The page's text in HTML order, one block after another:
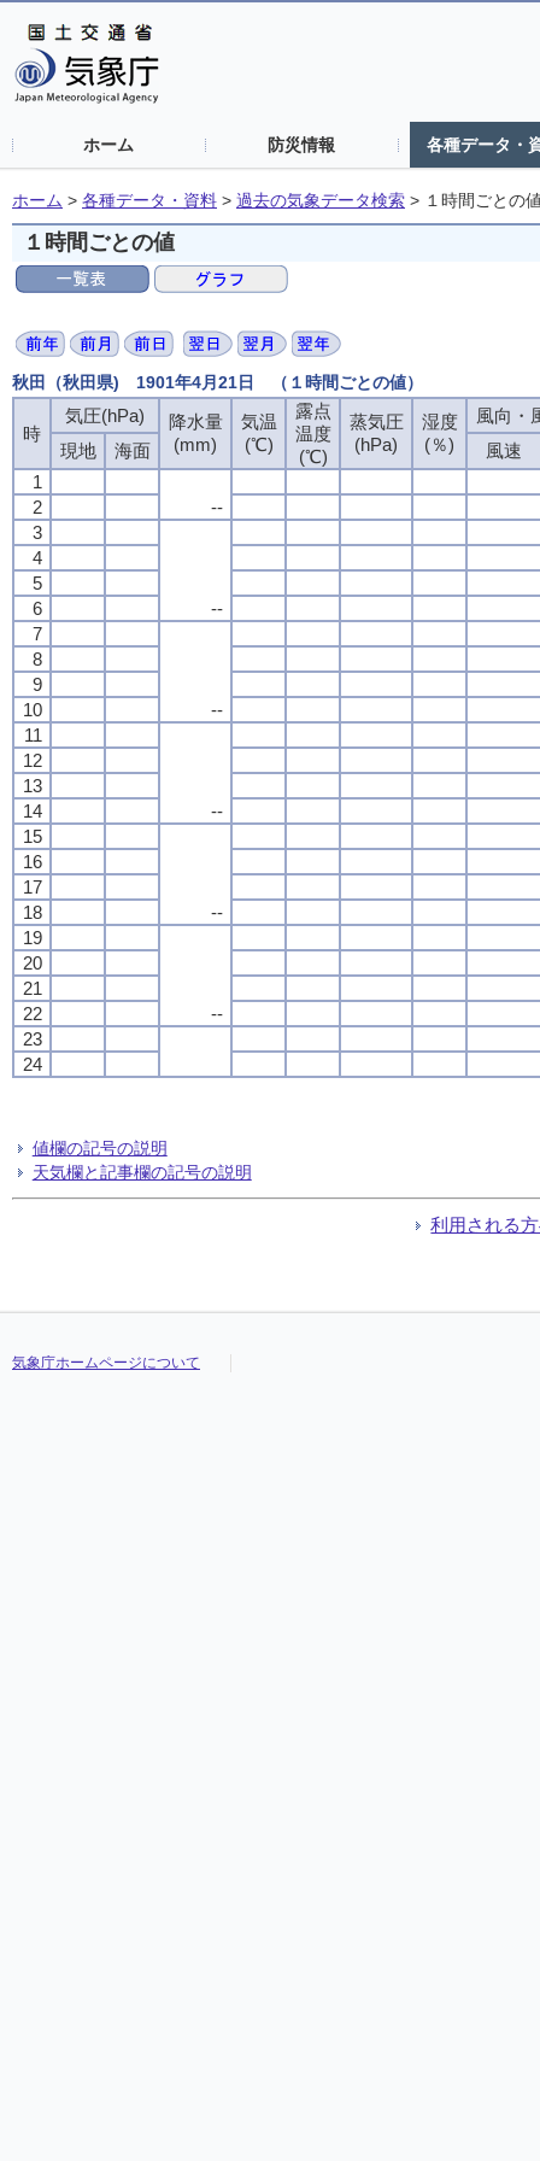
ホーム 防災情報 各種データ・
ホーム > 各種データ・資料 > 過去の気象データ検索 > １時間ごとの
１時間ごとの値
秋田（秋田県) 1901年4月21日 （１時間ごとの値）
時
気圧(hPa)
降水量
(mm)
気温
(℃)
露点
温度
(℃)
蒸気圧
(hPa)
湿度
(％)
風向・
現地
海面
風速
1
--
2
3
--
4
5
6
7
--
8
9
10
11
--
12
13
14
15
--
16
17
18
19
--
20
21
22
23
24
値欄の記号の説明
天気欄と記事欄の記号の説明
利用される
気象庁ホームページについて